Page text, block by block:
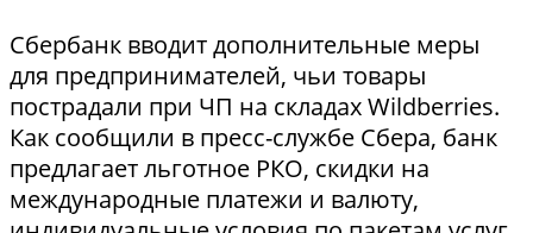
Сбербанк вводит дополнительные меры
для предпринимателей, чьи товары
пострадали при ЧП на складах Wildberries.
Как сообщили в пресс-службе Сбера, банк
предлагает льготное РКО, скидки на
международные платежи и валюту,